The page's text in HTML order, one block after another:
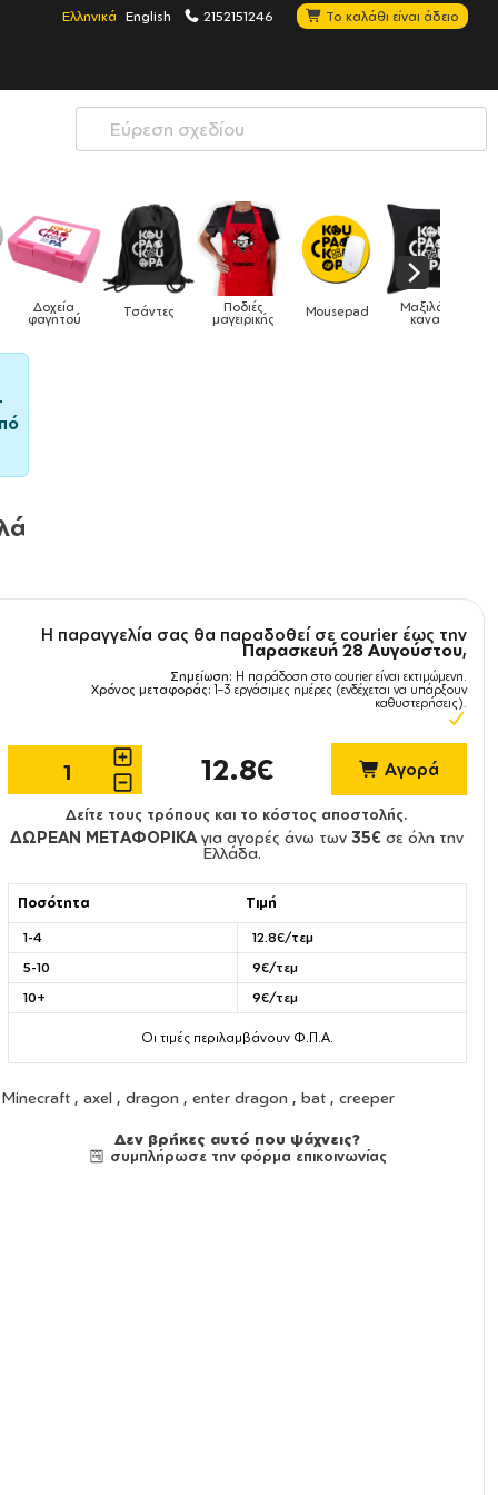
Ελληνικά English 2152151246 Το καλάθι είναι άδειο
Mousepad Μαξιλάρια
καναπέ Phone Holders Ρολόγια Βρεφικά
Η παραγγελία σας θα παραδοθεί σε courier έως την
Παρασκευή 28 Αυγούστου,
Σημείωση: Η παράδοση στο courier είναι εκτιμώμενη.
Χρόνος μεταφοράς: 1–3 εργάσιμες ημέρες (ενδέχεται να υπάρξουν
καθυστερήσεις).
12.8€ Αγορά
Δείτε τους τρόπους και το κόστος αποστολής.
ΔΩΡΕΑΝ ΜΕΤΑΦΟΡΙΚΑ για αγορές άνω των35€ σε όλη την
Ελλάδα.
Ποσότητα Τιμή
1-4
12.8€/τεμ
5-10
9€/τεμ
10+
9€/τεμ
Οι τιμές περιλαμβάνουν Φ.Π.Α.
Minecraft , axel , dragon , enter dragon , bat , creeper
Δεν βρήκες αυτό που ψάχνεις?
συμπλήρωσε την φόρμα επικοινωνίας